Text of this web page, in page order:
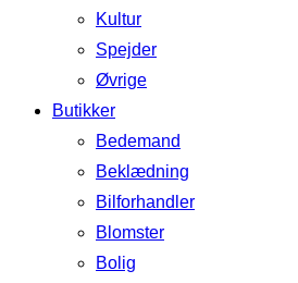
Kultur
Spejder
Øvrige
Butikker
Bedemand
Beklædning
Bilforhandler
Blomster
Bolig